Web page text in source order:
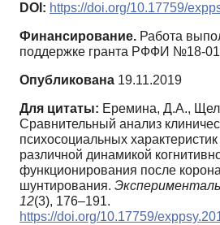
DOI: https://doi.org/10.17759/
Финансирование. Работа
поддержке гранта РФФИ №18-
Опубликована 19.11.2019
Для цитаты: Еремина, Д.А.,
Сравнительный анализ
психосоциальных
различной динамикой
функционирования после
шунтирования.
12(3), 176–191.
https://doi.org/10.17759/